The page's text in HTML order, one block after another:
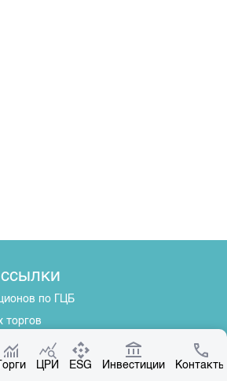
Торги ЦРИ ESG Инвестиции Контакты
по ГЦБ
торгов
информации